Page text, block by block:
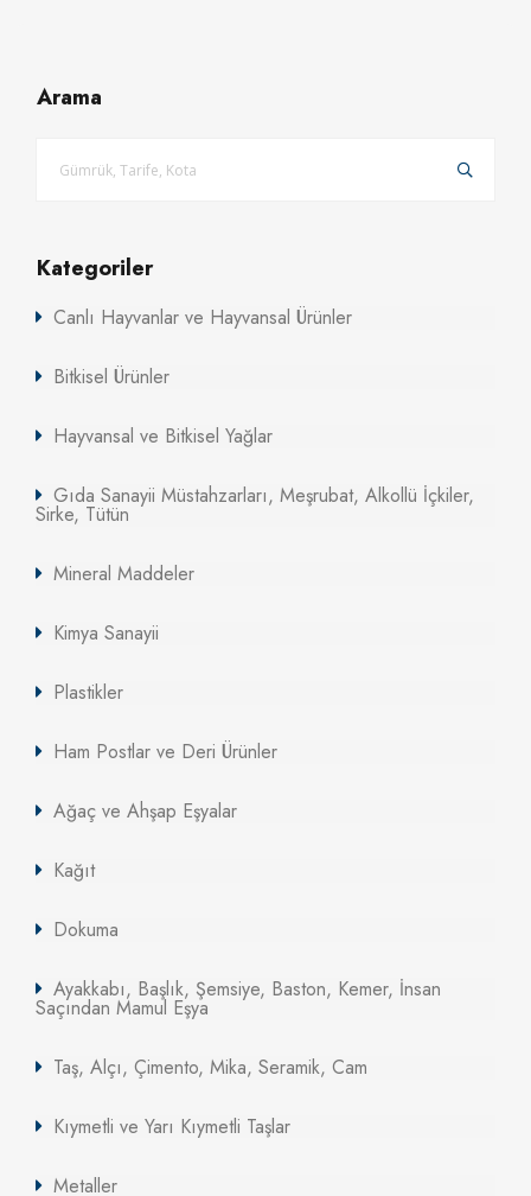
Arama
Kategoriler
Canlı Hayvanlar ve Hayvansal Ürünler
Bitkisel Ürünler
Hayvansal ve Bitkisel Yağlar
Gıda Sanayii Müstahzarları, Meşrubat, Alkollü İçkiler,
Sirke, Tütün
Mineral Maddeler
Kimya Sanayii
Plastikler
Ham Postlar ve Deri Ürünler
Ağaç ve Ahşap Eşyalar
Kağıt
Dokuma
Ayakkabı, Başlık, Şemsiye, Baston, Kemer, İnsan
Saçından Mamul Eşya
Taş, Alçı, Çimento, Mika, Seramik, Cam
Kıymetli ve Yarı Kıymetli Taşlar
Metaller